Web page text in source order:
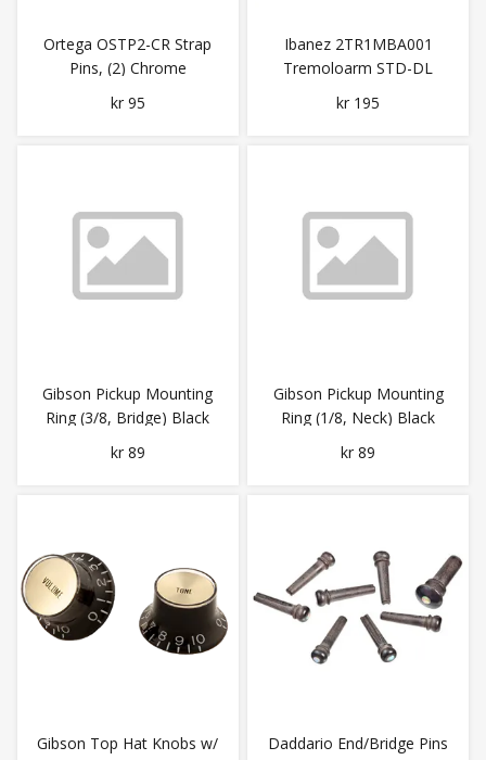
Ortega OSTP2-CR Strap
Pins, (2) Chrome
kr 95
Ibanez 2TR1MBA001
Tremoloarm STD-DL
kr 195
Gibson Pickup Mounting
Ring (3/8, Bridge) Black
kr 89
Gibson Pickup Mounting
Ring (1/8, Neck) Black
kr 89
Gibson Top Hat Knobs w/
Daddario End/Bridge Pins